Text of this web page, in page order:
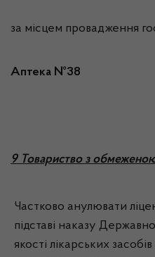
за місцем провадження
Аптека №38
9 Товариство з обмеженою
Частково анулювати
підставі наказу
якості лікарських